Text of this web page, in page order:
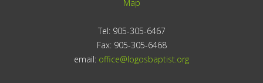
Map
Tel: 905-305-6467
Fax: 905-305-6468
email: office@logosbaptist.org